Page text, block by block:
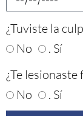
¿Tuviste la
No
. Sí
¿Te lesionaste
No
. Sí